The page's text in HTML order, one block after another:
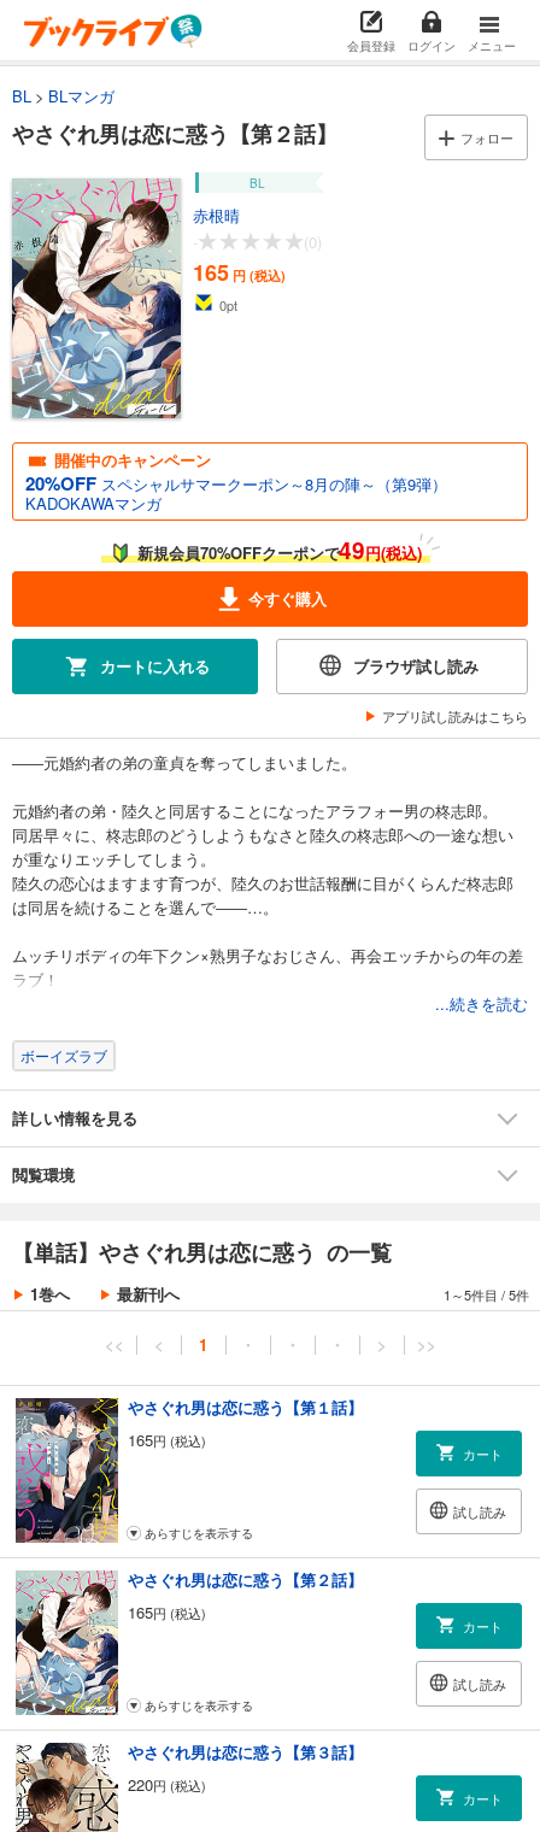
会員登録 ログイン メニュー
BL BLマンガ
やさぐれ男は恋に惑う【第２話】 フォロー
BL
赤根晴
-
(0)
165 円 (税込)
0pt
開催中のキャンペーン
20%OFF スペシャルサマークーポン～8月の陣～（第9弾）
KADOKAWAマンガ
新規会員70%OFFクーポンで49円(税込)
今すぐ購入
カートに入れる ブラウザ試し読み
アプリ試し読みはこちら
――元婚約者の弟の童貞を奪ってしまいました。
元婚約者の弟・陸久と同居することになったアラフォー男の柊志郎。
同居早々に、柊志郎のどうしようもなさと陸久の柊志郎への一途な想い
が重なりエッチしてしまう。
陸久の恋心はますます育つが、陸久のお世話報酬に目がくらんだ柊志郎
は同居を続けることを選んで――…。
ムッチリボディの年下クン×熟男子なおじさん、再会エッチからの年の差
ラブ！
「やさぐれ男は恋に惑う ～ディール～」を収録したものです。重複購入
にご注意ください。】
...続きを読む
ボーイズラブ
詳しい情報を見る
閲覧環境
【単話】やさぐれ男は恋に惑う の一覧
1巻へ 最新刊へ 1～5件目 /5件
<< < 1 ・ ・ ・ > >>
やさぐれ男は恋に惑う【第１話】
165円 (税込)
カート
試し読み
あらすじを表示する
やさぐれ男は恋に惑う【第２話】
165円 (税込)
カート
試し読み
あらすじを表示する
やさぐれ男は恋に惑う【第３話】
220円 (税込)
カート